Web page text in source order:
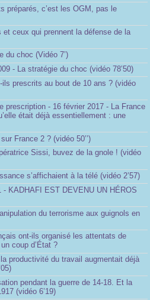
préparés, c’est les OGM, pas le
et ceux qui prennent la défense de la
du choc (Vidéo 7’)
- La stratégie du choc (vidéo 78’50)
prescrits au bout de 10 ans ? (vidéo
prescription - 16 février 2017 - La France
était déjà essentiellement : une
France 2 ? (vidéo 50’’)
Sissi, buvez de la gnole ! (vidéo
s’affichaient à la télé (vidéo 2’57)
- KADHAFI EST DEVENU UN HÉROS
du terrorisme aux guignols en
ont-ils organisé les attentats de
coup d’État ?
productivité du travail augmentait déjà
pendant la guerre de 14-18. Et la
(vidéo 6’19)